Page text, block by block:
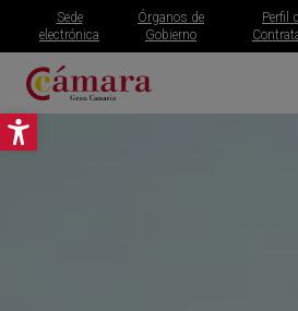
Abrir barra de
Sede
electrónica
Órganos de
Gobierno
Perfil